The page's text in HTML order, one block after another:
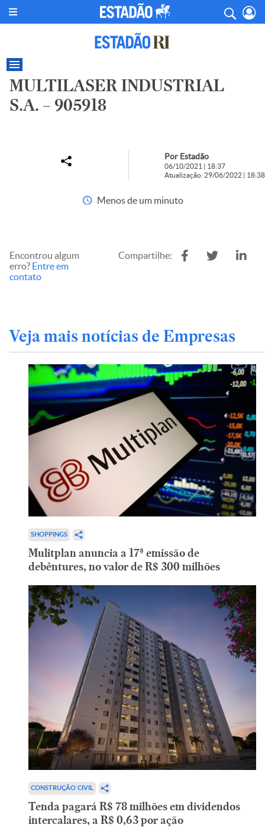
MULTILASER INDUSTRIAL
S.A. – 905918
Por Estadão
06/10/2021 | 18:37
Atualização: 29/06/2022 | 18:38
Menos de um minuto
Encontrou algum
erro? Entre em
contato
Compartilhe:
Veja mais notícias de Empresas
SHOPPINGS
Mulitplan anuncia a 17ª emissão de
debêntures, no valor de R$ 300 milhões
CONSTRUÇÃO CIVIL
Tenda pagará R$ 78 milhões em dividendos
intercalares, a R$ 0,63 por ação